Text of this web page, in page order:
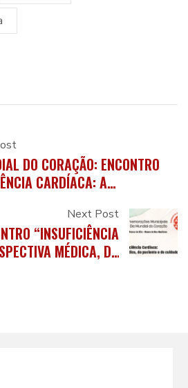
DO CORAÇÃO: ENCONTRO
CARDÍACA: A
Next Post
“INSUFICIÊNCIA
MÉDICA, DO